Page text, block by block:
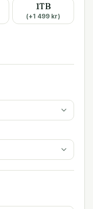
1TB
(+1 499 kr)